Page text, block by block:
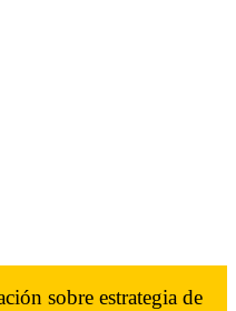
sobre estrategia de